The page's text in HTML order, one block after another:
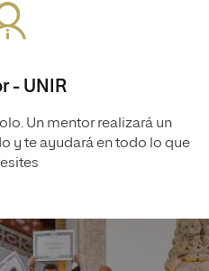
- UNIR
Un mentor realizará un
y te ayudará en todo lo que